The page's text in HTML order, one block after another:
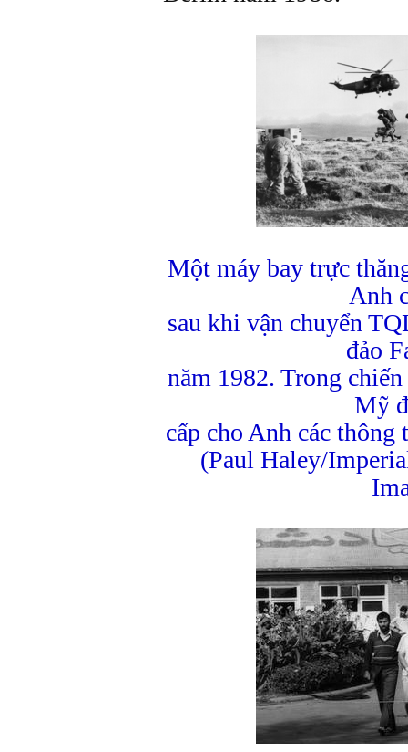
Một máy bay trực
Anh
sau khi vận chuyển
đảo
năm 1982. Trong
Mỹ
cấp cho Anh các
(Paul Haley/